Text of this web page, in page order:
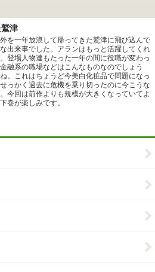
津
を一年放浪して帰ってきた鷲津に飛び込んで
出来事でした。アランはもっと活躍してくれ
登場人物達もたった一年の間に役職が変わっ
融系の職場などはこんなものなのでしょう
。これはちょうど今美白化粧品で問題になっ
っかく過去に危機を乗り切ったのに今こうな
今回は前作よりも規模が大きくなっていてよ
巻が楽しみです。